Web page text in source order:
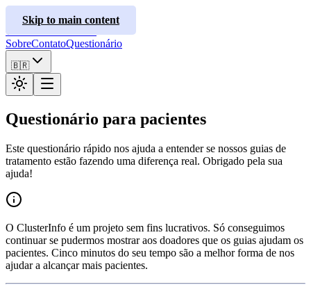
Skip to main content
ClusterInfo
Guias de Tratamento
SobreContatoQuestionário
🇧🇷
Questionário para pacientes
Este questionário rápido nos ajuda a entender se nossos guias de
tratamento estão fazendo uma diferença real. Obrigado pela sua
ajuda!
O ClusterInfo é um projeto sem fins lucrativos. Só conseguimos
continuar se pudermos mostrar aos doadores que os guias ajudam os
pacientes. Cinco minutos do seu tempo são a melhor forma de nos
ajudar a alcançar mais pacientes.